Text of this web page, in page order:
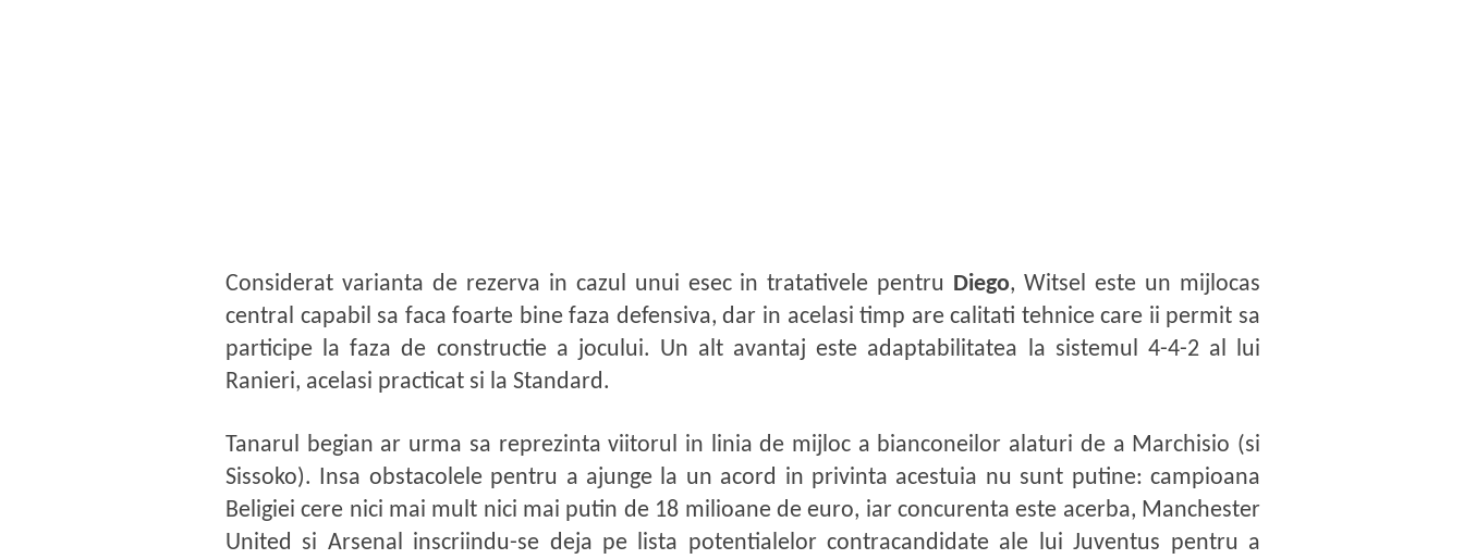
Considerat varianta de rezerva in cazul unui esec in tratativele pentru Diego, Witsel este un mijlocas
central capabil sa faca foarte bine faza defensiva, dar in acelasi timp are calitati tehnice care ii permit sa
participe la faza de constructie a jocului. Un alt avantaj este adaptabilitatea la sistemul 4-4-2 al lui
Ranieri, acelasi practicat si la Standard.
Tanarul begian ar urma sa reprezinta viitorul in linia de mijloc a bianconeilor alaturi de a Marchisio (si
Sissoko). Insa obstacolele pentru a ajunge la un acord in privinta acestuia nu sunt putine: campioana
Beligiei cere nici mai mult nici mai putin de 18 milioane de euro, iar concurenta este acerba, Manchester
United si Arsenal inscriindu-se deja pe lista potentialelor contracandidate ale lui Juventus pentru a